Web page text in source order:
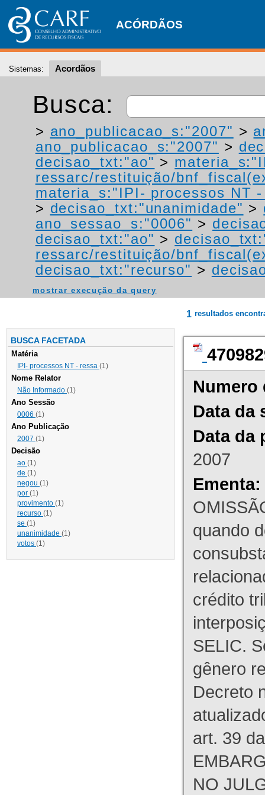
ACÓRDÃOS
Sistemas: Acordãos
Busca:
> ano_publicacao_s:"2007" >
ano_publicacao_s:"2007" >
decisao_txt:"ao" >
ressarc/restituição/
materia_s:"IPI- processos NT
> decisao_txt:"unanimidade" >
ano_sessao_s:"0006" >
decisao_txt:"ao" >
ressarc/restituição/
decisao_txt:"recurso" >
mostrar execução da query
BUSCA FACETADA
Matéria
IPI- processos NT - ressa (1)
Nome Relator
Não Informado (1)
Ano Sessão
0006 (1)
Ano Publicação
2007 (1)
Decisão
ao (1)
de (1)
negou (1)
por (1)
provimento (1)
recurso (1)
se (1)
unanimidade (1)
votos (1)
1 resultados
Numero
Data da
Data da
2007
Ementa:
quando
crédito
SELIC.
gênero
Decreto
art. 39
NO